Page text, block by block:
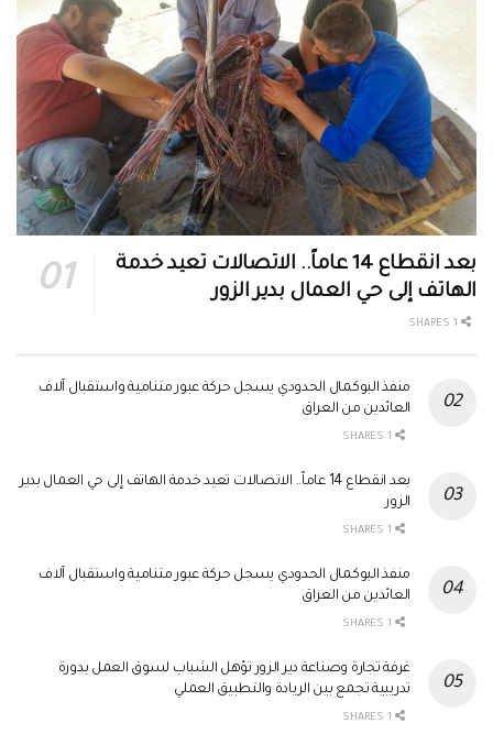
بعد انقطاع 14 عاماً.. الاتصالات تعيد خدمة
الهاتف إلى حي العمال بدير الزور
منفذ البوكمال الحدودي يسجل حركة عبور متنامية واستقبال آلاف
العائدين من العراق
بعد انقطاع 14 عاماً.. الاتصالات تعيد خدمة الهاتف إلى حي العمال بدير
الزور
منفذ البوكمال الحدودي يسجل حركة عبور متنامية واستقبال آلاف
العائدين من العراق
غرفة تجارة وصناعة دير الزور تؤهل الشباب لسوق العمل بدورة
تدريبية تجمع بين الريادة والتطبيق العملي